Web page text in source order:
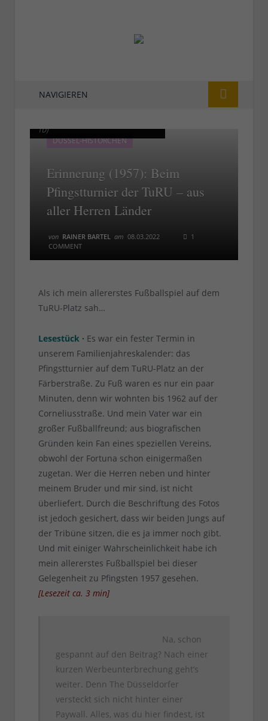
NAVIGIEREN
TD)
DÜSSEL-HISTÖRCHEN
Erinnerung (1957): Beim
Pfingstturnier der TuRU – aus
aller Herren Länder
von RAINER BARTEL am 08.03.2022
1
COMMENT
TD)
Als ich mein allererstes Fußballspiel auf dem
TuRU-Platz sah…
Lesestück · Es war ein fester Termin in
unserem Familienjahreskalender: das
Pfingstturnier auf dem TuRU-Platz an der
Färberstraße. Zu Fuß waren es nur ein paar
Minuten, denn wir wohnten bis 1962 auf der
Corneliusstraße. Und mein Vater war ein
großer Fußballfreund; aus biografischen
Gründen kein Fan eines speziellen Vereins,
obwohl der Fortuna schon einigermaßen
zugetan. Wer die Herren neben und hinter
meinem Bruder und mir sind, ist nicht
überliefert. Durch die Beschriftung des Fotos
ist jedoch gesichert, dass wir beiden Jungs auf
der Tribüne sitzen, die es ja immer noch gibt.
Und mit einiger Wahrscheinlichkeit habe ich
mein allererstes Fußballspiel bei dieser
Gelegenheit zu Pfingsten 1957 gesehen.
[Lesezeit ca. 3 min]
Na, schon
gespannt auf den Beitrag? Nach einer
kurzen Werbeunterbrechung geht’s
weiter. Denn The Düsseldorfer
versteckt sich nicht hinter einer
Paywall. Alles, was du hier findest, ist